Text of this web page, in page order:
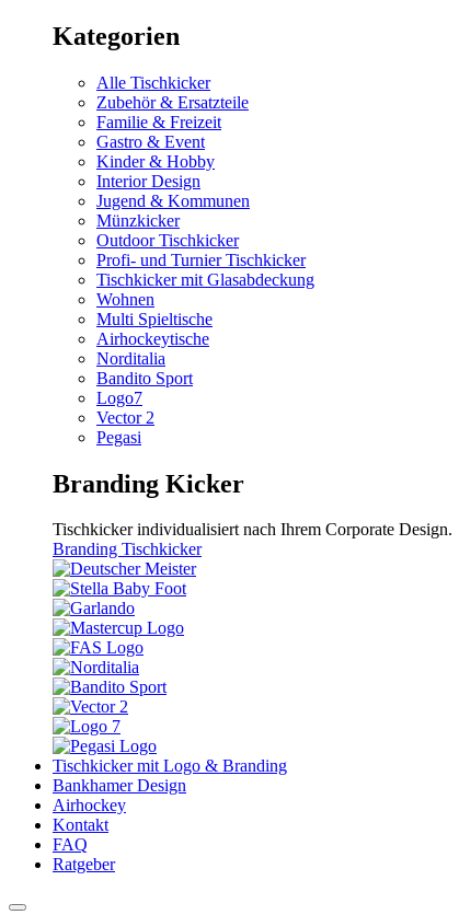
Kategorien
Alle Tischkicker
Zubehör & Ersatzteile
Familie & Freizeit
Gastro & Event
Kinder & Hobby
Interior Design
Jugend & Kommunen
Münzkicker
Outdoor Tischkicker
Profi- und Turnier Tischkicker
Tischkicker mit Glasabdeckung
Wohnen
Multi Spieltische
Airhockeytische
Norditalia
Bandito Sport
Logo7
Vector 2
Pegasi
Branding Kicker
Tischkicker individualisiert nach Ihrem Corporate Design.
Branding Tischkicker
Tischkicker mit Logo & Branding
Bankhamer Design
Airhockey
Kontakt
FAQ
Ratgeber